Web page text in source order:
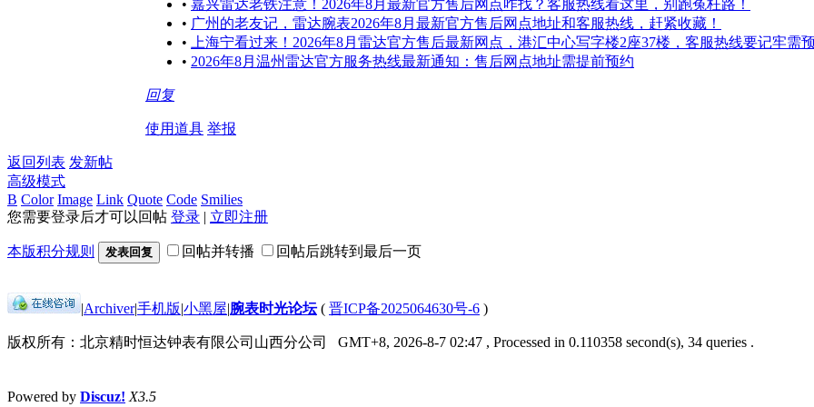
• 嘉兴雷达老铁注意！2026年8月最新官方售后网点咋找？客服热线看这里，别跑冤枉路！
• 广州的老友记，雷达腕表2026年8月最新官方售后网点地址和客服热线，赶紧收藏！
•
上海宁看过来！2026年8月雷达官方售后最新网点，港汇中心写字楼2座37楼，客服热线要记牢需
• 2026年8月温州雷达官方服务热线最新通知：售后网点地址需提前预约
回复
使用道具 举报
返回列表 发新帖
高级模式
B Color Image Link Quote Code Smilies
您需要登录后才可以回帖 登录 | 立即注册
本版积分规则 发表回复 回帖并转播 回帖后跳转到最后一页
|Archiver|手机版|小黑屋|腕表时光论坛( 晋ICP备2025064630号-6 )
版权所有：北京精时恒达钟表有限公司山西分公司 GMT+8, 2026-8-7 02:47 , Processed in 0.110358 second(s), 34 queries .
Powered by Discuz! X3.5